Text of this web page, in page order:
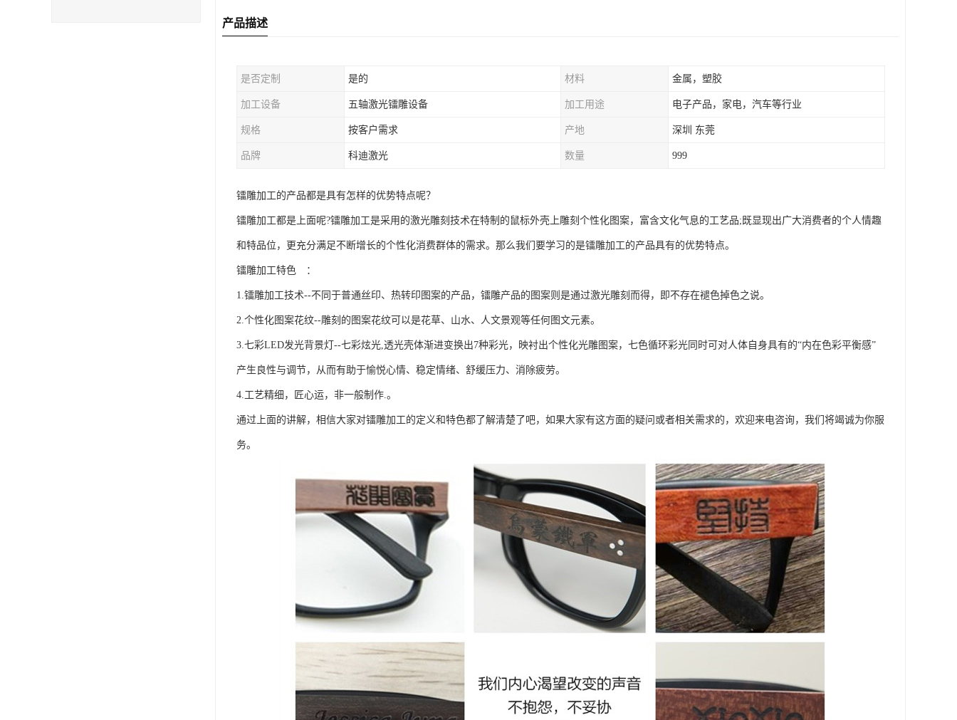
产品描述
是否定制 是的 材料 金属，塑胶
加工设备 五轴激光镭雕设备 加工用途 电子产品，家电，汽车等行业
规格 按客户需求 产地 深圳 东莞
品牌 科迪激光 数量 999
镭雕加工的产品都是具有怎样的优势特点呢？
镭雕加工都是上面呢?镭雕加工是采用的激光雕刻技术在特制的鼠标外壳上雕刻个性化图案，富含文化气息的工艺品;既显现出广大消费者的个人情趣
和特品位，更充分满足不断增长的个性化消费群体的需求。那么我们要学习的是镭雕加工的产品具有的优势特点。
镭雕加工特色 ：
1.镭雕加工技术--不同于普通丝印、热转印图案的产品，镭雕产品的图案则是通过激光雕刻而得，即不存在褪色掉色之说。
2.个性化图案花纹--雕刻的图案花纹可以是花草、山水、人文景观等任何图文元素。
3.七彩LED发光背景灯--七彩炫光,透光壳体渐进变换出7种彩光，映衬出个性化光雕图案，七色循环彩光同时可对人体自身具有的“内在色彩平衡感”
产生良性与调节，从而有助于愉悦心情、稳定情绪、舒缓压力、消除疲劳。
4.工艺精细，匠心运，非一般制作.。
通过上面的讲解，相信大家对镭雕加工的定义和特色都了解清楚了吧，如果大家有这方面的疑问或者相关需求的，欢迎来电咨询，我们将竭诚为你服
务。